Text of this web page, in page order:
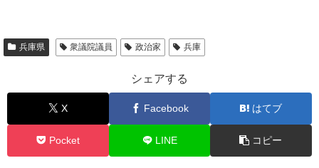
兵庫県 衆議院議員 政治家 兵庫
シェアする
X Facebook はてブ
Pocket LINE コピー